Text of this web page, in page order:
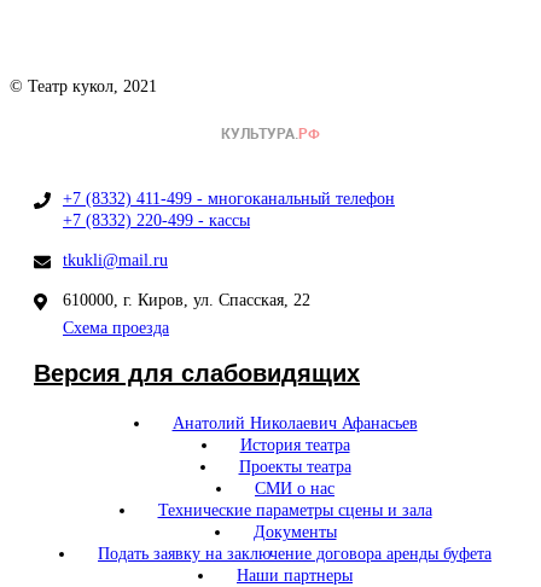
© Театр кукол, 2021
+7 (8332) 411-499 - многоканальный телефон
+7 (8332) 220-499 - кассы
tkukli@mail.ru
610000, г. Киров, ул. Спасская, 22
Схема проезда
Версия для слабовидящих
Анатолий Николаевич Афанасьев
История театра
Проекты театра
СМИ о нас
Технические параметры сцены и зала
Документы
Подать заявку на заключение договора аренды буфета
Наши партнеры